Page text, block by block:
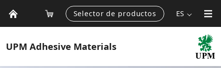
Selector de productos ES
UPM Adhesive Materials